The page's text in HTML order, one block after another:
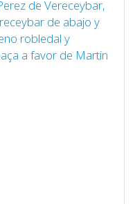
de Vereceybar,
de abajo y
robledal y
a favor de Martin